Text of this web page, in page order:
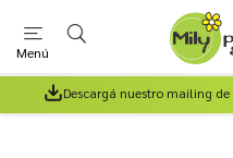
Menú
Descargá nuestro mailing de